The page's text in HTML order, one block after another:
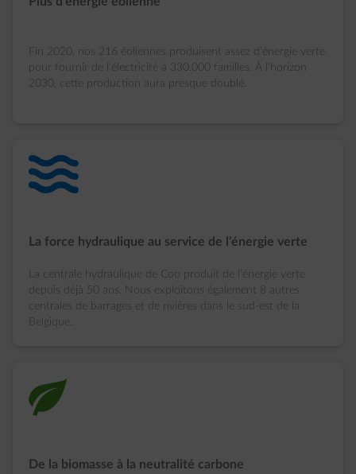
Fin 2020, nos 216 éoliennes produisent assez d’énergie verte
pour fournir de l’électricité à 330.000 familles. À l’horizon
2030, cette production aura presque doublé.
water-waves
La force hydraulique au service de l’énergie verte
La centrale hydraulique de Coo produit de l’énergie verte
depuis déjà 50 ans. Nous exploitons également 8 autres
centrales de barrages et de rivières dans le sud-est de la
Belgique.
green-energy
De la biomasse à la neutralité carbone